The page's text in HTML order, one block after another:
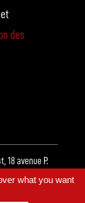
des
18 avenue P.
what you want